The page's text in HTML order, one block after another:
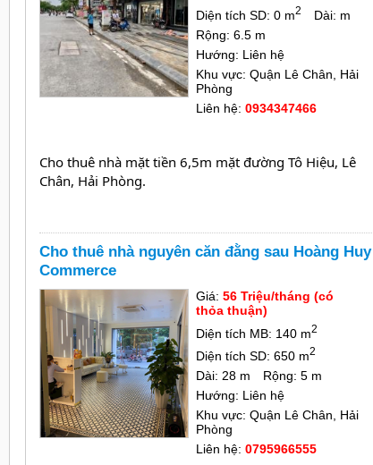
Nguyên gần.
-Phù hợp hộ gia đình kết hợp kinh doanh nhỏ.
*Giá thuế nhà: 9tr/Tháng
*Đặt cọc 3 tháng, sau đó đóng tiền 3 tháng 1 lần. Tiền cọc
sẽ trả lại khi hết hợp đồng.
*Hợp đồng tối thiểu 1 năm
(Tin đăng tháng 10/2025 vui lòng không liên hệ sau tháng
02/2026)
Diện tích SD: 0 m2
Dài: m
Rộng: 6.5 m
Hướng: Liên hệ
Khu vực: Quận Lê Chân, Hải
Phòng
Liên hệ: 0934347466
Cho thuê nhà mặt tiền 6,5m mặt đường Tô Hiệu, Lê
Chân, Hải Phòng.
Diện tích 110m2, ngang 6,5m, nhà xây 3 tầng, có vỉa
hè.
Nhà ở đoạn đẹp, kinh doanh tốt, phù hợp làm ngân
hàng, hãng kinh doanh.
Sổ đỏ chính.Giá: 60 triệu/tháng. 0934 347 466
Cho thuê nhà nguyên căn đằng sau Hoàng Huy
Commerce
Giá: 56 Triệu/tháng (có
thỏa thuận)
Diện tích MB: 140 m2
Diện tích SD: 650 m2
Dài: 28 m
Rộng: 5 m
Hướng: Liên hệ
Khu vực: Quận Lê Chân, Hải
Phòng
Liên hệ: 0795966555